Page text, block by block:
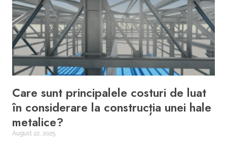
Care sunt principalele costuri de luat
în considerare la construcția unei hale
metalice?
August 22, 2025